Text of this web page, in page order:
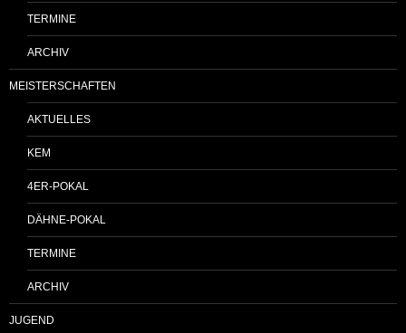
TERMINE
ARCHIV
MEISTERSCHAFTEN
AKTUELLES
KEM
4ER-POKAL
DÄHNE-POKAL
TERMINE
ARCHIV
JUGEND